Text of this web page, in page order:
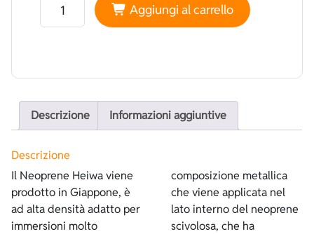
Aggiungi al carrello
Descrizione Informazioni aggiuntive
Descrizione
Il Neoprene Heiwa viene
prodotto in Giappone, è
ad alta densità adatto per
immersioni molto
composizione metallica
che viene applicata nel
lato interno del neoprene
scivolosa, che ha